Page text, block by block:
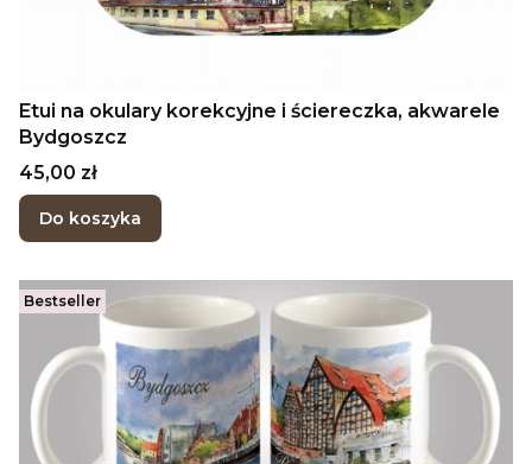
Etui na okulary korekcyjne i ściereczka, akwarele
Bydgoszcz
Cena
45,00 zł
Do koszyka
Bestseller